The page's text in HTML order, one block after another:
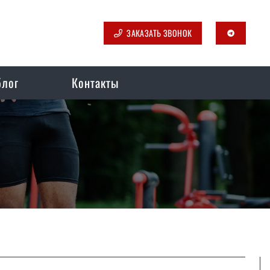
ЗАКАЗАТЬ ЗВОНОК telegram
Контакты